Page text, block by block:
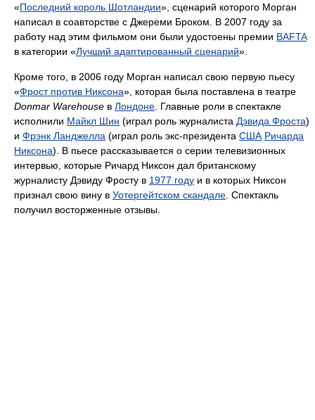
«Последний король Шотландии», сценарий которого Морган
написал в соавторстве с Джереми Броком. В 2007 году за
работу над этим фильмом они были удостоены премии BAFTA
в категории «Лучший адаптированный сценарий».
Кроме того, в 2006 году Морган написал свою первую пьесу
«Фрост против Никсона», которая была поставлена в театре
Donmar Warehouse в Лондоне . Главные роли в спектакле
исполнили Майкл Шин (играл роль журналиста Дэвида Фроста)
и Фрэнк Ланджелла (играл роль экс-президента США Ричарда
Никсона). В пьесе рассказывается о серии телевизионных
интервью, которые Ричард Никсон дал британскому
журналисту Дэвиду Фросту в 1977 году и в которых Никсон
признал свою вину в Уотергейтском скандале . Спектакль
получил восторженные отзывы.